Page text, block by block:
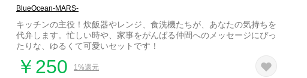
BlueOcean-MARS-
キッチンの主役！炊飯器やレンジ、食洗機たちが、あなたの気持ちを
代弁します。忙しい時や、家事をがんばる仲間へのメッセージにぴっ
たりな、ゆるくて可愛いセットです！
￥250 1%還元